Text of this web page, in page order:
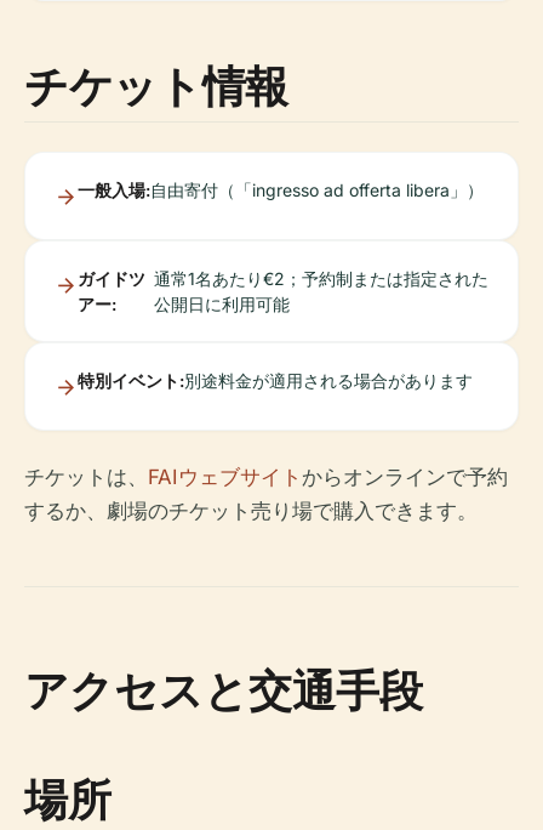
チケット情報
一般入場:自由寄付（「ingresso ad offerta libera」）
ガイドツ
アー:
通常1名あたり€2；予約制または指定された
公開日に利用可能
特別イベント:別途料金が適用される場合があります
チケットは、 FAIウェブサイト からオンラインで予約
するか、劇場のチケット売り場で購入できます。
アクセスと交通手段
場所